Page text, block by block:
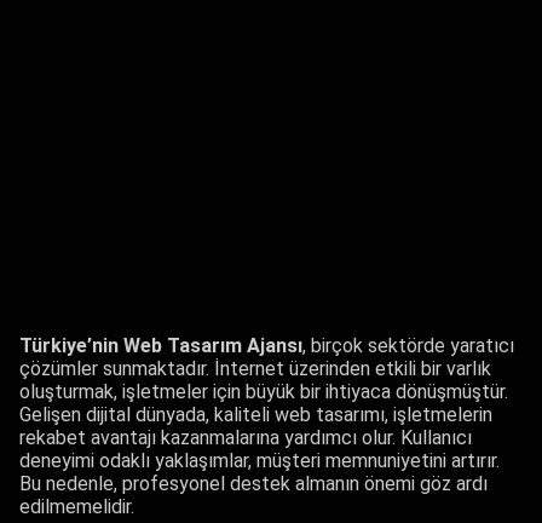
Türkiye’nin Web Tasarım Ajansı, birçok sektörde yaratıcı
çözümler sunmaktadır. İnternet üzerinden etkili bir varlık
oluşturmak, işletmeler için büyük bir ihtiyaca dönüşmüştür.
Gelişen dijital dünyada, kaliteli web tasarımı, işletmelerin
rekabet avantajı kazanmalarına yardımcı olur. Kullanıcı
deneyimi odaklı yaklaşımlar, müşteri memnuniyetini artırır.
Bu nedenle, profesyonel destek almanın önemi göz ardı
edilmemelidir.